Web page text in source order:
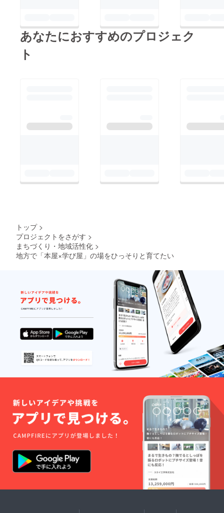
あなたにおすすめのプロジェク
ト
トップ >
プロジェクトをさがす >
まちづくり・地域活性化 >
地方で「本屋×学び屋」の場をひっそりと育てたい